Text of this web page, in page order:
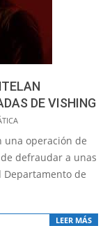
DE VISHING
una operación de
defraudar a unas
Departamento de
LEER MÁS